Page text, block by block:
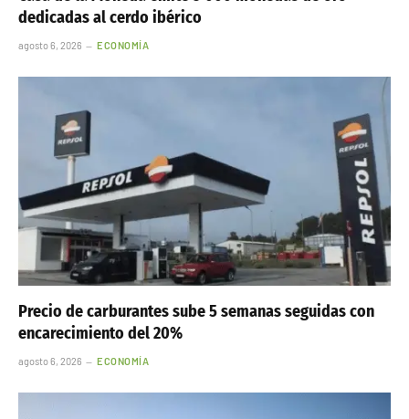
dedicadas al cerdo ibérico
agosto 6, 2026 ECONOMÍA
Precio de carburantes sube 5 semanas seguidas con
encarecimiento del 20%
agosto 6, 2026 ECONOMÍA